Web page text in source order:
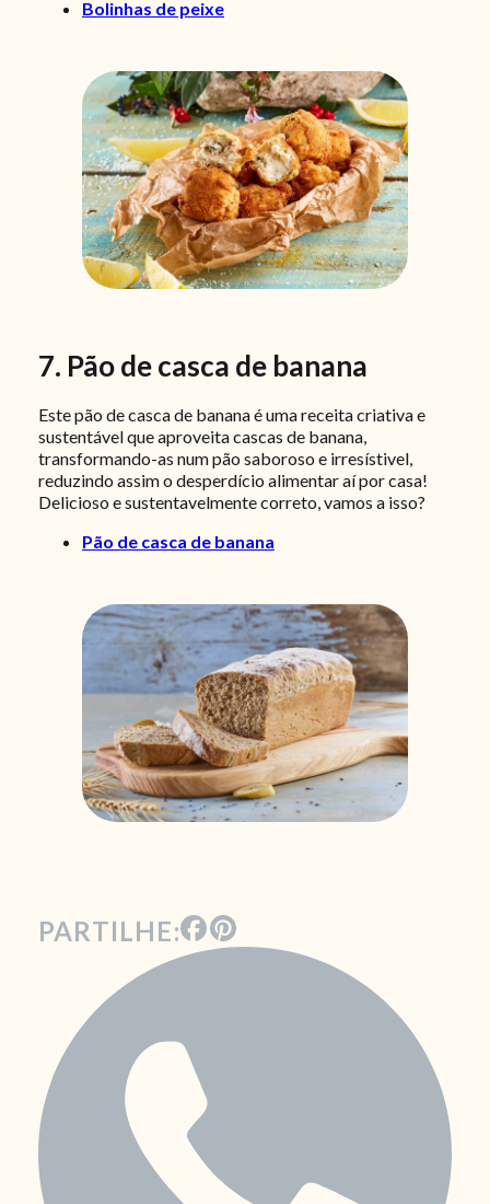
Bolinhas de peixe
7. Pão de casca de banana
Este pão de casca de banana é uma receita criativa e
sustentável que aproveita cascas de banana,
transformando-as num pão saboroso e irresístivel,
reduzindo assim o desperdício alimentar aí por casa!
Delicioso e sustentavelmente correto, vamos a isso?
Pão de casca de banana
PARTILHE: